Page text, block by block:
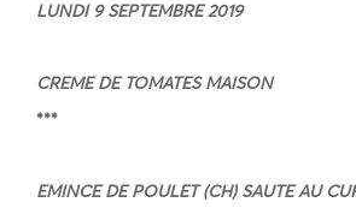
LUNDI 9 SEPTEMBRE 2019
CREME DE TOMATES MAISON
***
EMINCE DE POULET (CH) SAUTE AU